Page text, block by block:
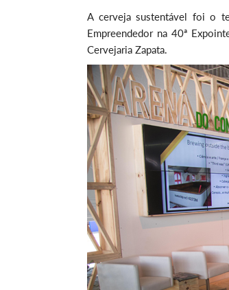
A cerveja sustentável foi o
Empreendedor na 40ª
Cervejaria Zapata.